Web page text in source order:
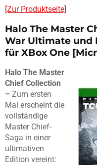
[Zur Produktseite]
Halo The Master
War Ultimate und
für XBox One
Halo The Master
Chief Collection
– Zum ersten
Mal erscheint die
vollständige
Master Chief-
Saga in einer
ultimativen
Edition vereint: